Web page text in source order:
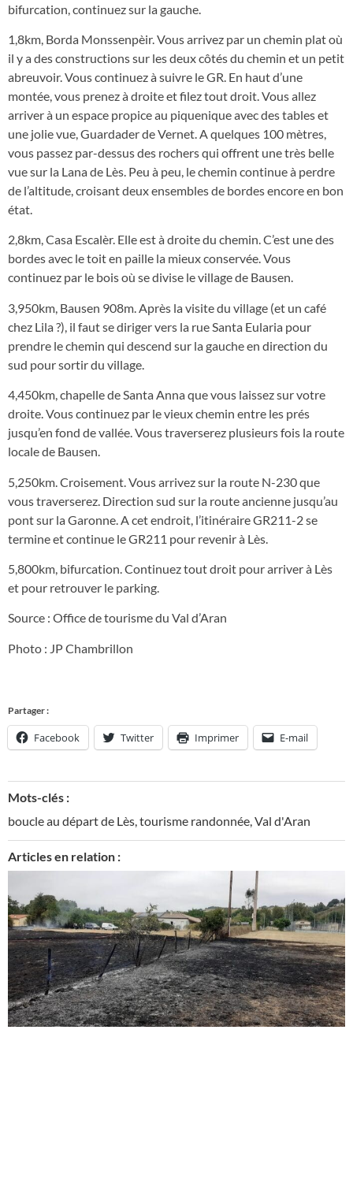
bifurcation, continuez sur la gauche.
1,8km, Borda Monssenpèir. Vous arrivez par un chemin plat où
il y a des constructions sur les deux côtés du chemin et un petit
abreuvoir. Vous continuez à suivre le GR. En haut d’une
montée, vous prenez à droite et filez tout droit. Vous allez
arriver à un espace propice au piquenique avec des tables et
une jolie vue, Guardader de Vernet. A quelques 100 mètres,
vous passez par-dessus des rochers qui offrent une très belle
vue sur la Lana de Lès. Peu à peu, le chemin continue à perdre
de l’altitude, croisant deux ensembles de bordes encore en bon
état.
2,8km, Casa Escalèr. Elle est à droite du chemin. C’est une des
bordes avec le toit en paille la mieux conservée. Vous
continuez par le bois où se divise le village de Bausen.
3,950km, Bausen 908m. Après la visite du village (et un café
chez Lila ?), il faut se diriger vers la rue Santa Eularia pour
prendre le chemin qui descend sur la gauche en direction du
sud pour sortir du village.
4,450km, chapelle de Santa Anna que vous laissez sur votre
droite. Vous continuez par le vieux chemin entre les prés
jusqu’en fond de vallée. Vous traverserez plusieurs fois la route
locale de Bausen.
5,250km. Croisement. Vous arrivez sur la route N-230 que
vous traverserez. Direction sud sur la route ancienne jusqu’au
pont sur la Garonne. A cet endroit, l’itinéraire GR211-2 se
termine et continue le GR211 pour revenir à Lès.
5,800km, bifurcation. Continuez tout droit pour arriver à Lès
et pour retrouver le parking.
Source : Office de tourisme du Val d’Aran
Photo : JP Chambrillon
Partager :
Facebook Twitter Imprimer E-mail
Mots-clés :
boucle au départ de Lès tourisme randonnée Val d'Aran
Articles en relation :